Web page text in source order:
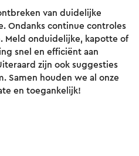
van duidelijke
Ondanks continue controles
Meld onduidelijke, kapotte of
snel en efficiënt aan
zijn ook suggesties
Samen houden we al onze
en toegankelijk!